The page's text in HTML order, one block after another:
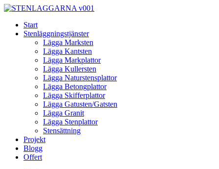
Skip
contentStart
Stenläggningstjänster
Lägga Marksten
Lägga Kantsten
Lägga Markplattor
Lägga Kullersten
Lägga Naturstensplattor
Lägga Betongplattor
Lägga Skifferplattor
Lägga Gatusten/Gatsten
Lägga Granit
Lägga Stenplattor
Stensättning
Projekt
Blogg
Offert